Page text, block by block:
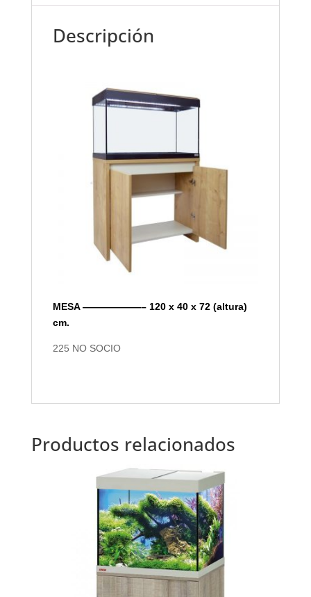
Descripción
MESA ——————– 120 x 40 x 72 (altura)
cm.
225 NO SOCIO
Productos relacionados